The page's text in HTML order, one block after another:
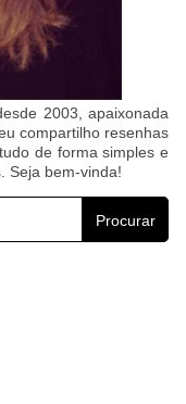
2003, apaixonada
compartilho resenhas
de forma simples e
Seja bem-vinda!
Procurar